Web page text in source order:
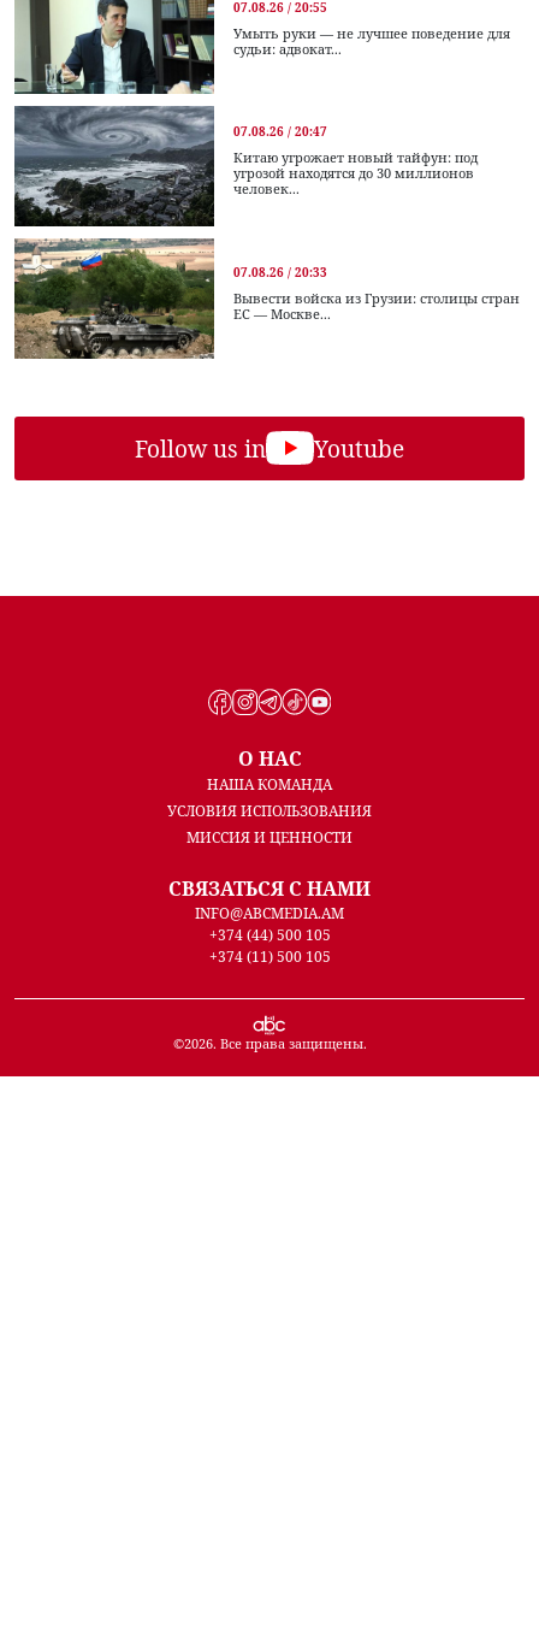
07.08.26 / 20:55
Умыть руки — не лучшее поведение для
судьи: адвокат...
07.08.26 / 20:47
Китаю угрожает новый тайфун: под
угрозой находятся до 30 миллионов
человек...
07.08.26 / 20:33
Вывести войска из Грузии: столицы стран
ЕС — Москве...
Follow us in Youtube
О НАС
НАША КОМАНДА
УСЛОВИЯ ИСПОЛЬЗОВАНИЯ
МИССИЯ И ЦЕННОСТИ
СВЯЗАТЬСЯ С НАМИ
INFO@ABCMEDIA.AM
+374 (44) 500 105
+374 (11) 500 105
©2026. Все права защищены.